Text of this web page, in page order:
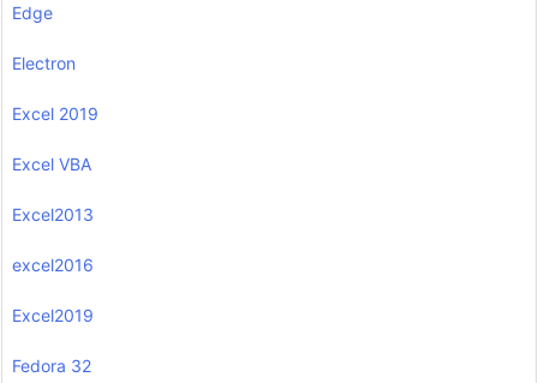
Edge
Electron
Excel 2019
Excel VBA
Excel2013
excel2016
Excel2019
Fedora 32